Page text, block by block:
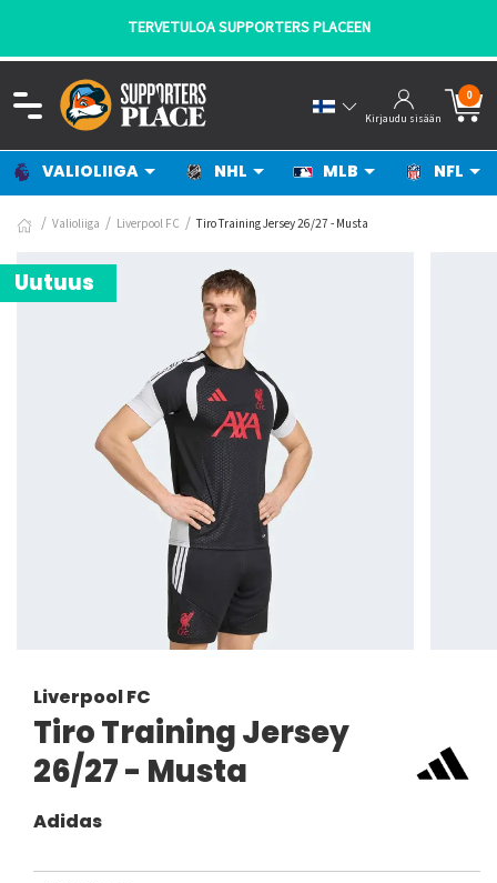
TERVETULOA SUPPORTERS PLACEEN
Kirjaudu sisään
0
VALIOLIIGA NHL MLB NFL
Valioliiga Liverpool FC Tiro Training Jersey 26/27 - Musta
Uutuus
Liverpool FC
Tiro Training Jersey
26/27 - Musta
Adidas